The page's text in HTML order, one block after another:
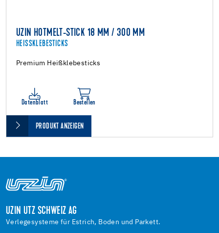
UZIN HOTMELT-STICK 18 MM / 300 MM
HEISSKLEBESTICKS
Premium Heißklebesticks
Datenblatt Bestellen
PRODUKT ANZEIGEN
UZIN UTZ SCHWEIZ AG
Verlegesysteme für Estrich, Boden und Parkett.